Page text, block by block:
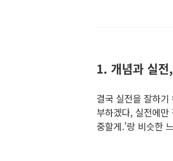
1. 개념과 실
결국 실전을 잘하
부하겠다, 실전에
중할게.'랑 비슷한